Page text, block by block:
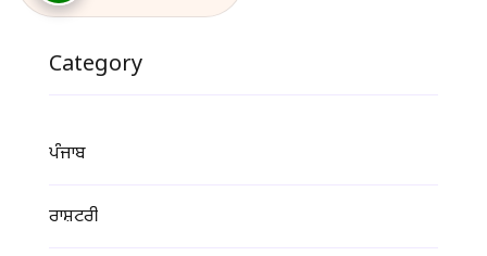
Category
ਪੰਜਾਬ
ਰਾਸ਼ਟਰੀ